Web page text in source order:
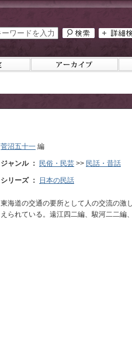
菅沼五十一 編
ジャンル ： 民俗・民芸 >> 民話・昔話
シリーズ ： 日本の民話
東海道の交通の要所として人の交流の激
えられている。遠江四二編、駿河二二編